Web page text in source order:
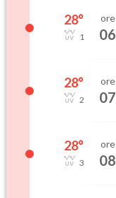
28°
1
ore
06
28°
2
ore
07
28°
3
ore
08